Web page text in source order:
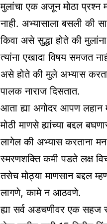
मुलांचा एक अजून मोठा प्रश्न
नाही. अभ्यासाला बसली की
किवा असे सुद्धा होते की
त्यांना एखादा विषय समजत
असे होते की मुले अभ्यास
पालक नाराज दिसतात.
आता ह्या अगोदर आपण लहान
मोठी माणसे ह्यांच्या बद्दल
लागेल की अभ्यास करताना
स्मरणशक्ति कमी पडते लक्ष
तसेच मोठ्या माणसान बद्दल
लागणे, कामे न आठवणे.
ह्या सर्व अडचणीवर एक सहज